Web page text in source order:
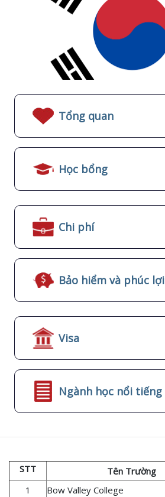
Tổng quan
Học bổng
Chi phí
Bảo hiểm và phúc lợi
Visa
Ngành học nổi tiếng
STT Tên Trường
1
Bow Valley College